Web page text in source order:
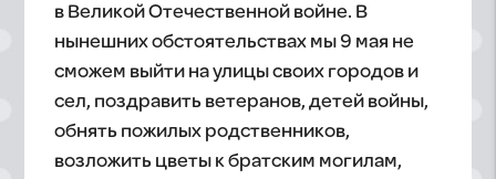
в Великой Отечественной войне. В
нынешних обстоятельствах мы 9 мая не
сможем выйти на улицы своих городов и
сел, поздравить ветеранов, детей войны,
обнять пожилых родственников,
возложить цветы к братским могилам,